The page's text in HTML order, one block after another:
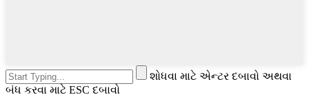
શોધવા માટે એન્ટર દબાવો અથવા
બંધ કરવા માટે ESC દબાવો